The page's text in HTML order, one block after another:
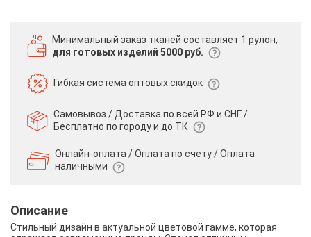
Минимальный заказ тканей составляет 1 рулон,
для готовых изделий 5000 руб.
Гибкая системаоптовых скидок
Самовывоз / Доставка по всей РФ и СНГ /
Бесплатно по городу и до ТК
Онлайн-оплата / Оплата по счету /Оплата
наличными
Описание
Стильный дизайн в актуальной цветовой гамме, которая